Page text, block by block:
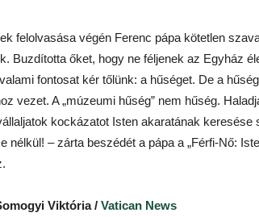
felolvasása végén Ferenc pápa kötetlen
Buzdította őket, hogy ne féljenek az Egyház
fontosat kér tőlünk: a hűséget. De a
vezet. A „múzeumi hűség” nem hűség.
kockázatot Isten akaratának keresése
nélkül! – zárta beszédét a pápa a „Férfi-Nő:
Viktória / Vatican News